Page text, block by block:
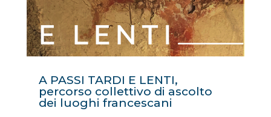
A PASSI TARDI E LENTI,
percorso collettivo di ascolto
dei luoghi francescani